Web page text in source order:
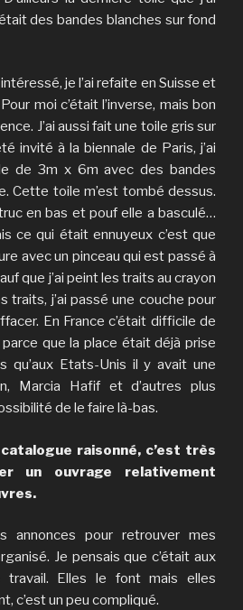
des bandes blanches sur fond
intéressé, je l’ai refaite en Suisse et
moi c’était l’inverse, mais bon
J’ai aussi fait une toile gris sur
invité à la biennale de Paris, j’ai
de 3m x 6m avec des bandes
Cette toile m’est tombé dessus.
en bas et pouf elle a basculé…
ce qui était ennuyeux c’est que
avec un pinceau qui est passé à
que j’ai peint les traits au crayon
traits, j’ai passé une couche pour
En France c’était difficile de
que la place était déjà prise
qu’aux Etats-Unis il y avait une
Marcia Hafif et d’autres plus
de le faire là-bas.
raisonné, c’est très
un ouvrage relativement
annonces pour retrouver mes
Je pensais que c’était aux
Elles le font mais elles
c’est un peu compliqué.